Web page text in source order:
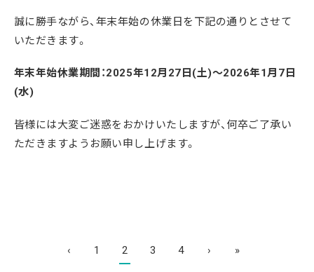
誠に勝手ながら、年末年始の休業日を下記の通りとさせて
いただきます。
年末年始休業期間：2025年12月27日(土)～2026年1月7日
(水)
皆様には大変ご迷惑をおかけいたしますが、何卒ご了承い
ただきますようお願い申し上げます。
‹ 1 2 3 4 › »